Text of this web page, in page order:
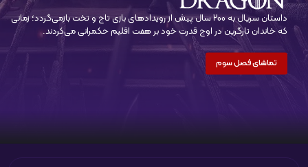
داستان سریال به ۲۰۰ سال پیش از رویدادهای بازی تاج و تخت بازمی‌گردد؛ زمانی
که خاندان تارگرین در اوج قدرت خود بر هفت اقلیم حکمرانی می‌کردند.
تماشای فصل سوم